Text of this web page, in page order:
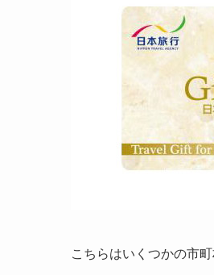
こちらはいくつかの市